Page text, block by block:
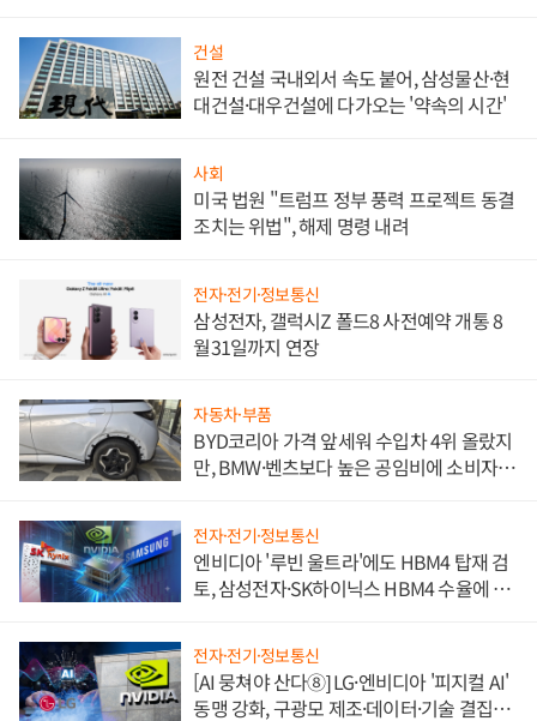
건설
원전 건설 국내외서 속도 붙어, 삼성물산·현
대건설·대우건설에 다가오는 '약속의 시간'
사회
미국 법원 "트럼프 정부 풍력 프로젝트 동결
조치는 위법", 해제 명령 내려
전자·전기·정보통신
삼성전자, 갤럭시Z 폴드8 사전예약 개통 8
월31일까지 연장
자동차·부품
BYD코리아 가격 앞세워 수입차 4위 올랐지
만, BMW·벤츠보다 높은 공임비에 소비자
전자·전기·정보통신
엔비디아 '루빈 울트라'에도 HBM4 탑재 검
토, 삼성전자·SK하이닉스 HBM4 수율에 주
전자·전기·정보통신
[AI 뭉쳐야 산다⑧] LG·엔비디아 '피지컬 AI'
동맹 강화, 구광모 제조·데이터·기술 결집